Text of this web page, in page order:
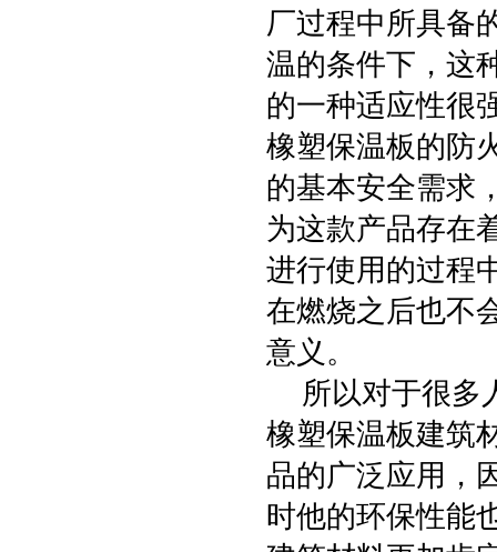
厂过程中所具备
温的条件下，这
的一种适应性很
橡塑保温板的防
的基本安全需求
为这款产品存在
进行使用的过程
在燃烧之后也不
意义。
所以对于很多
橡塑保温板建筑
品的广泛应用，
时他的环保性能